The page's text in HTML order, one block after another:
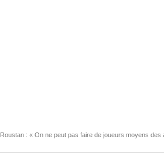
Roustan : « On ne peut pas faire de joueurs moyens des